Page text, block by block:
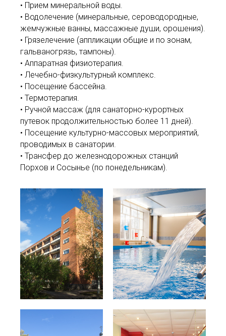
• Прием минеральной воды.
• Водолечение (минеральные, сероводородные,
жемчужные ванны, массажные души, орошения).
• Грязелечение (аппликации общие и по зонам,
гальваногрязь, тампоны).
• Аппаратная физиотерапия.
• Лечебно-физкультурный комплекс.
• Посещение бассейна.
• Термотерапия.
• Ручной массаж (для санаторно-курортных
путевок продолжительностью более 11 дней).
• Посещение культурно-массовых мероприятий,
проводимых в санатории.
• Трансфер до железнодорожных станций
Порхов и Сосынье (по понедельникам).